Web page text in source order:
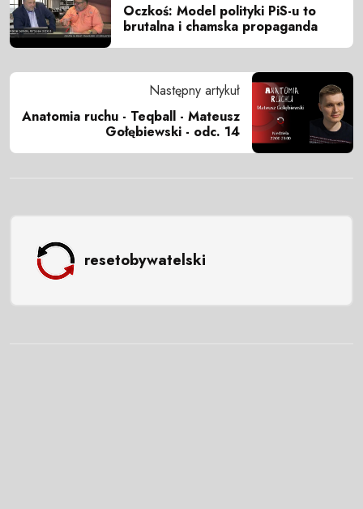
Oczkoś: Model polityki PiS-u to
brutalna i chamska propaganda
Następny artykuł
Anatomia ruchu - Teqball - Mateusz
Gołębiewski - odc. 14
resetobywatelski